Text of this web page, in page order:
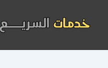
المحتوى